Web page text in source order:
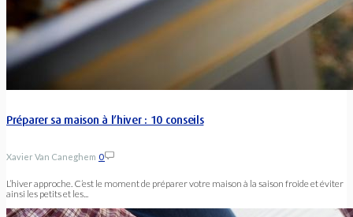
Préparer sa maison à l’hiver : 10 conseils
Xavier Van Caneghem 0
L’hiver approche. C’est le moment de préparer votre maison à la saison froide et éviter
ainsi les petits et les...